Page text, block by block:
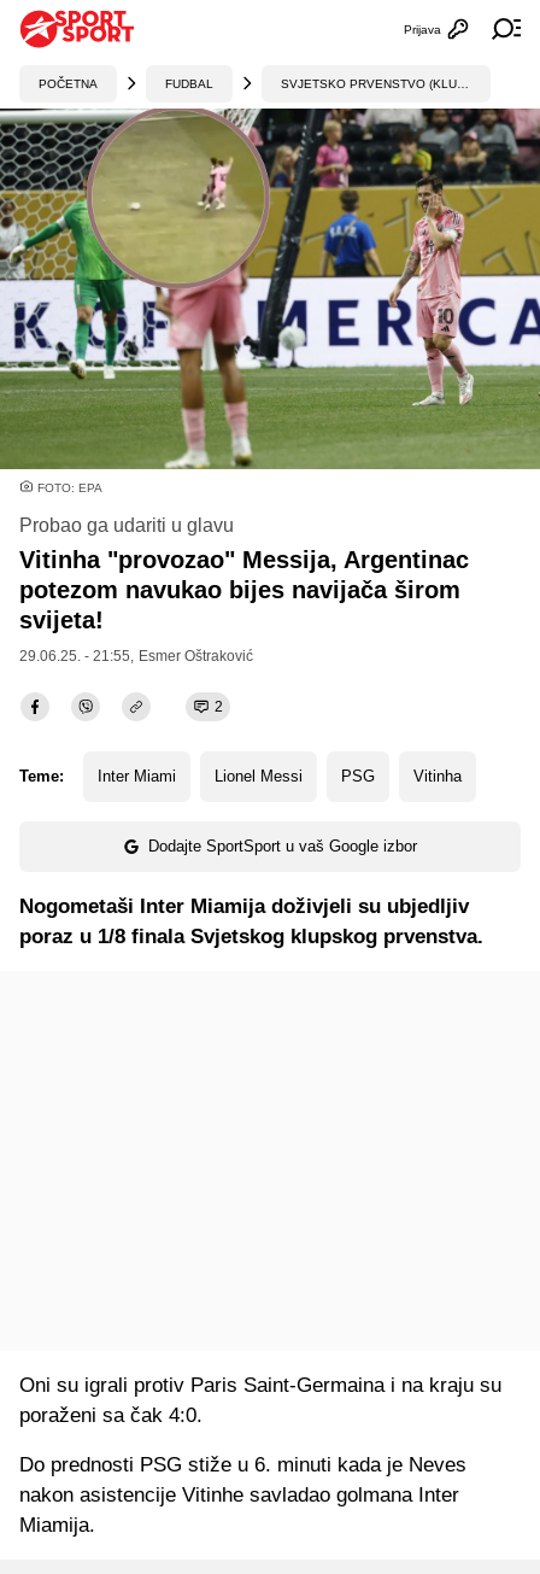
Otvori
Prijava
POČETNA FUDBAL
FOTO: EPA
Probao ga udariti u glavu
Vitinha "provozao" Messija, Argentinac
potezom navukao bijes navijača širom
svijeta!
29.06.25. - 21:55, Esmer Oštraković
2
Teme: Inter Miami Lionel Messi PSG Vitinha
Dodajte SportSport u vaš Google izbor
Nogometaši Inter Miamija doživjeli su ubjedljiv
poraz u 1/8 finala Svjetskog klupskog prvenstva.
Oni su igrali protiv Paris Saint-Germaina i na kraju su
poraženi sa čak 4:0.
Do prednosti PSG stiže u 6. minuti kada je Neves
nakon asistencije Vitinhe savladao golmana Inter
Miamija.